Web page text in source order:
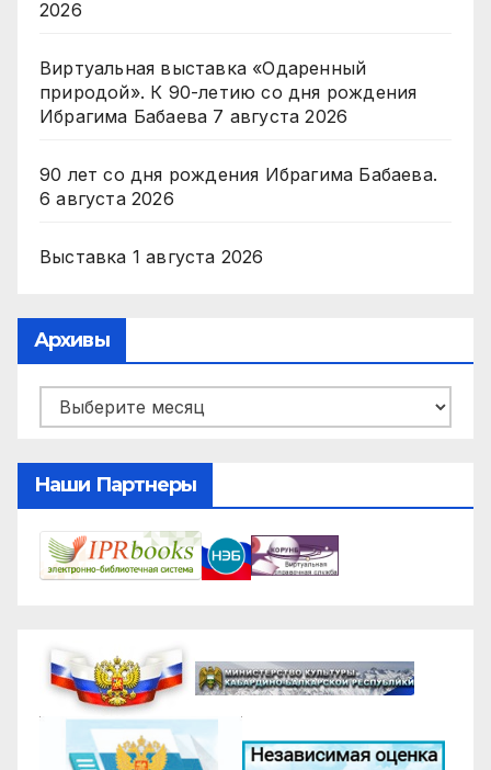
2026
Виртуальная выставка «Одаренный
природой». К 90-летию со дня рождения
Ибрагима Бабаева 7 августа 2026
90 лет со дня рождения Ибрагима Бабаева.
6 августа 2026
Выставка 1 августа 2026
Архивы
Архивы
Наши Партнеры